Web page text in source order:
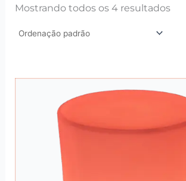
Mostrando todos os 4 resultados